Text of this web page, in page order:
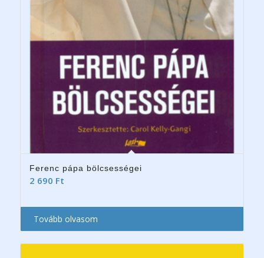
Ferenc pápa bölcsességei
2 690 Ft
Tovább olvasom